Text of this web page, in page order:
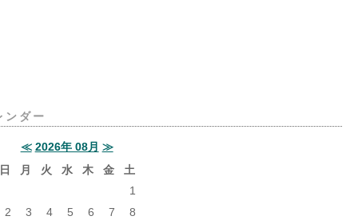
ンダー
≪ 2026年 08月 ≫
日
月 火 水 木 金
土
1
2
3 4 5 6 7
8